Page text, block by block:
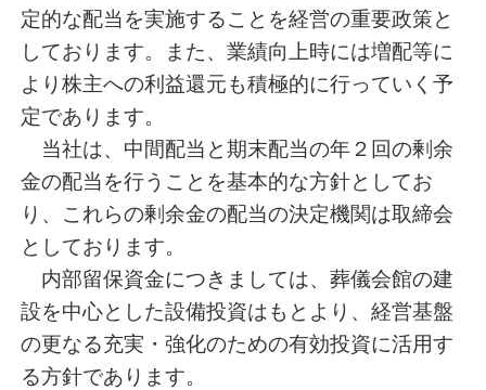
定的な配当を実施することを経営の重要政策と
しております。また、業績向上時には増配等に
より株主への利益還元も積極的に行っていく予
定であります。
当社は、中間配当と期末配当の年２回の剰余
金の配当を行うことを基本的な方針としてお
り、これらの剰余金の配当の決定機関は取締会
としております。
内部留保資金につきましては、葬儀会館の建
設を中心とした設備投資はもとより、経営基盤
の更なる充実・強化のための有効投資に活用す
る方針であります。